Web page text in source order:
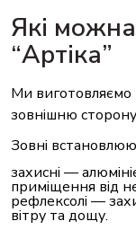
Які
“Артіка”
Ми виготовляємо
зовнішню
Зовні
захисні —
приміщення від
рефлексолі —
вітру та дощу.